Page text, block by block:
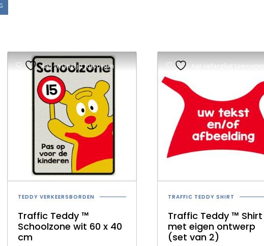
TEDDY VERKEERSBORDEN
Traffic Teddy ™
Schoolzone wit 60 x 40
cm
Aan verlanglijst toevoegen
TRAFFIC TEDDY SHIRT
Traffic Teddy ™ Shirt
met eigen ontwerp
(set van 2)
Aan verlanglijst toevoegen